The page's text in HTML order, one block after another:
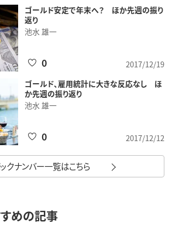
ゴールド安定で年末へ？ ほか先週の振り
返り
池水 雄一
2017/12/19
0
ゴールド、雇用統計に大きな反応なし ほ
か先週の振り返り
池水 雄一
2017/12/12
0
クナンバー一覧はこちら
めの記事